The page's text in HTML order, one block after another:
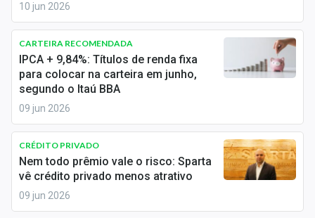
Economia
Empresas
Brasil
Política
Colunas
Especiais
10 jun 2026
CARTEIRA RECOMENDADA
IPCA + 9,84%: Títulos de renda fixa
para colocar na carteira em junho,
segundo o Itaú BBA
09 jun 2026
CRÉDITO PRIVADO
Nem todo prêmio vale o risco: Sparta
vê crédito privado menos atrativo
09 jun 2026